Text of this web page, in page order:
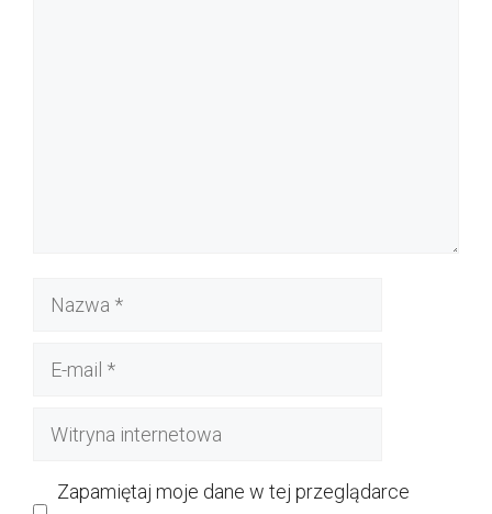
Nazwa
Witryna
Zapamiętaj moje dane w tej przeglądarce